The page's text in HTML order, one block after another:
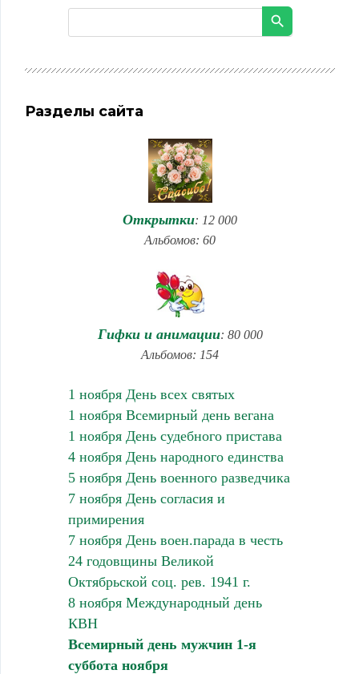
Разделы сайта
Открытки: 12 000
Альбомов: 60
Гифки и анимации: 80 000
Альбомов: 154
1 ноября День всех святых
1 ноября Всемирный день вегана
1 ноября День судебного пристава
4 ноября День народного единства
5 ноября День военного разведчика
7 ноября День согласия и
примирения
7 ноября День воен.парада в честь
24 годовщины Великой
Октябрьской соц. рев. 1941 г.
8 ноября Международный день
КВН
Всемирный день мужчин 1-я
суббота ноября